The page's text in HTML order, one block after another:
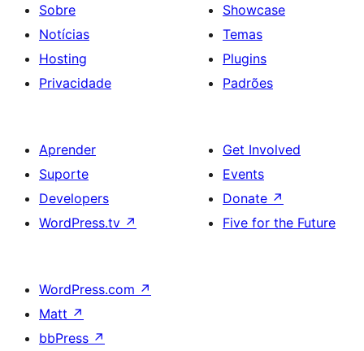
Sobre
Notícias
Hosting
Privacidade
Showcase
Temas
Plugins
Padrões
Aprender
Suporte
Developers
WordPress.tv ↗
Get Involved
Events
Donate ↗
Five for the Future
WordPress.com ↗
Matt ↗
bbPress ↗